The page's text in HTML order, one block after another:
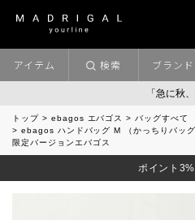
「急に秋、着るも
アイテム 検索 ブランド
トップ ebagos エバゴス
バッグすべて
ebagos ハンドバッグ M （かっちりバッ
限定バージョンエバゴス
ポイント